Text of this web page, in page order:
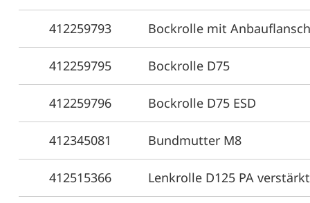
412259793 Bockrolle mit
412259795 Bockrolle D75
412259796 Bockrolle D75 ESD
412345081 Bundmutter M8
412515366 Lenkrolle D125 PA verstärkt